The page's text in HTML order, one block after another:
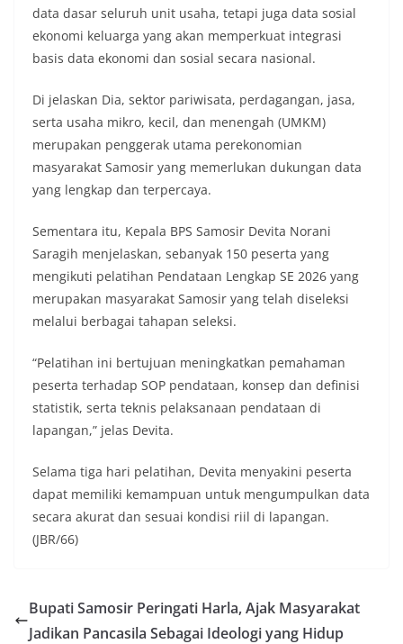
data dasar seluruh unit usaha, tetapi juga data sosial
ekonomi keluarga yang akan memperkuat integrasi
basis data ekonomi dan sosial secara nasional.
Di jelaskan Dia, sektor pariwisata, perdagangan, jasa,
serta usaha mikro, kecil, dan menengah (UMKM)
merupakan penggerak utama perekonomian
masyarakat Samosir yang memerlukan dukungan data
yang lengkap dan terpercaya.
Sementara itu, Kepala BPS Samosir Devita Norani
Saragih menjelaskan, sebanyak 150 peserta yang
mengikuti pelatihan Pendataan Lengkap SE 2026 yang
merupakan masyarakat Samosir yang telah diseleksi
melalui berbagai tahapan seleksi.
“Pelatihan ini bertujuan meningkatkan pemahaman
peserta terhadap SOP pendataan, konsep dan definisi
statistik, serta teknis pelaksanaan pendataan di
lapangan,” jelas Devita.
Selama tiga hari pelatihan, Devita menyakini peserta
dapat memiliki kemampuan untuk mengumpulkan data
secara akurat dan sesuai kondisi riil di lapangan.
(JBR/66)
Bupati Samosir Peringati Harla, Ajak Masyarakat
Jadikan Pancasila Sebagai Ideologi yang Hidup